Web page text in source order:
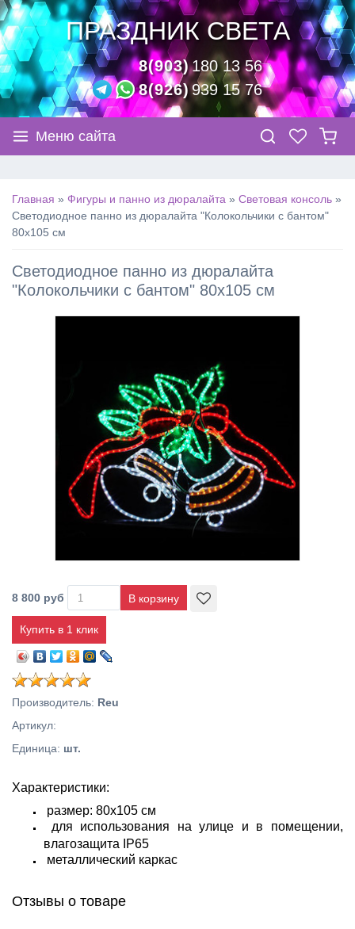
ПРАЗДНИК СВЕТА
8(903)180 13 56
8(926)939 15 76
Меню сайта
Главная » Фигуры и панно из дюралайта » Световая консоль »
Светодиодное панно из дюралайта "Колокольчики с бантом"
80х105 см
Светодиодное панно из дюралайта
"Колокольчики с бантом" 80х105 см
8 800 руб
Купить в 1 клик
Производитель: Reu
Артикул:
Единица: шт.
Характеристики:
размер: 80х105 см
для использования на улице и в помещении,
влагозащита IP65
металлический каркас
Отзывы о товаре